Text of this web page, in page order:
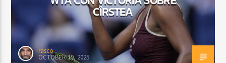
CÎRSTEA
rasco
OCTOBER 19, 2025